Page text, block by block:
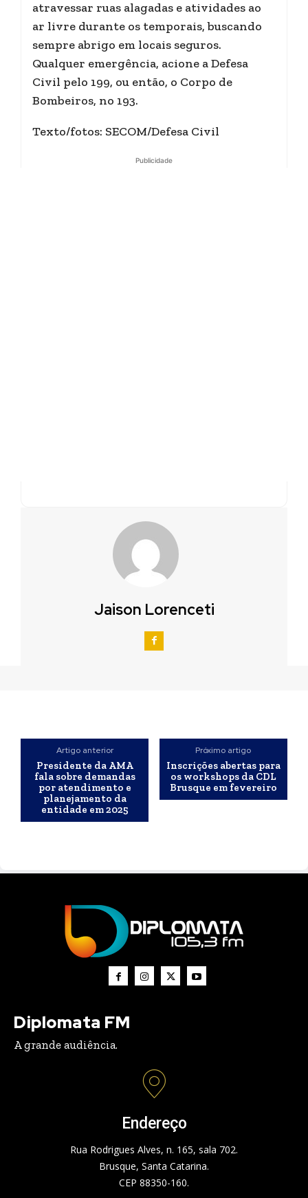
atravessar ruas alagadas e atividades ao
ar livre durante os temporais, buscando
sempre abrigo em locais seguros.
Qualquer emergência, acione a Defesa
Civil pelo 199, ou então, o Corpo de
Bombeiros, no 193.
Texto/fotos: SECOM/Defesa Civil
Publicidade
Jaison Lorenceti
Artigo anterior
Presidente da AMA
fala sobre demandas
por atendimento e
planejamento da
entidade em 2025
Próximo artigo
Inscrições abertas para
os workshops da CDL
Brusque em fevereiro
Diplomata FM
A grande audiência.
Endereço
Rua Rodrigues Alves, n. 165, sala 702.
Brusque, Santa Catarina.
CEP 88350-160.